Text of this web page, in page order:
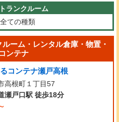
ランクルーム
全ての種類
ーム・レンタル倉庫・物置・
ンテナ
コンテナ瀬戸高根
高根町１丁目57
瀬戸口駅 徒歩18分